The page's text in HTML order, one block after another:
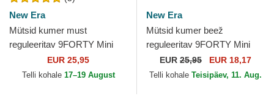
New Era
Mütsid kumer must
reguleeritav 9FORTY Mini
New York Yankees MLB
New Era
EUR 25,95
Telli kohale 17–19 August
New Era
Mütsid kumer beež
reguleeritav 9FORTY Mini
New York Yankees MLB New
Era
EUR 25,95 EUR 18,17
Telli kohale Teisipäev, 11. Aug.